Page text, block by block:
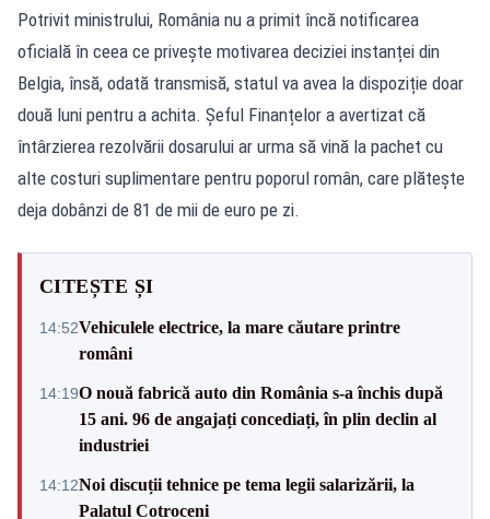
Potrivit ministrului, România nu a primit încă notificarea
oficială în ceea ce privește motivarea deciziei instanței din
Belgia, însă, odată transmisă, statul va avea la dispoziție doar
două luni pentru a achita. Șeful Finanțelor a avertizat că
întârzierea rezolvării dosarului ar urma să vină la pachet cu
alte costuri suplimentare pentru poporul român, care plătește
deja dobânzi de 81 de mii de euro pe zi.
CITEȘTE ȘI
14:52Vehiculele electrice, la mare căutare printre
români
14:19O nouă fabrică auto din România s-a închis după
15 ani. 96 de angajați concediați, în plin declin al
industriei
14:12Noi discuții tehnice pe tema legii salarizării, la
Palatul Cotroceni